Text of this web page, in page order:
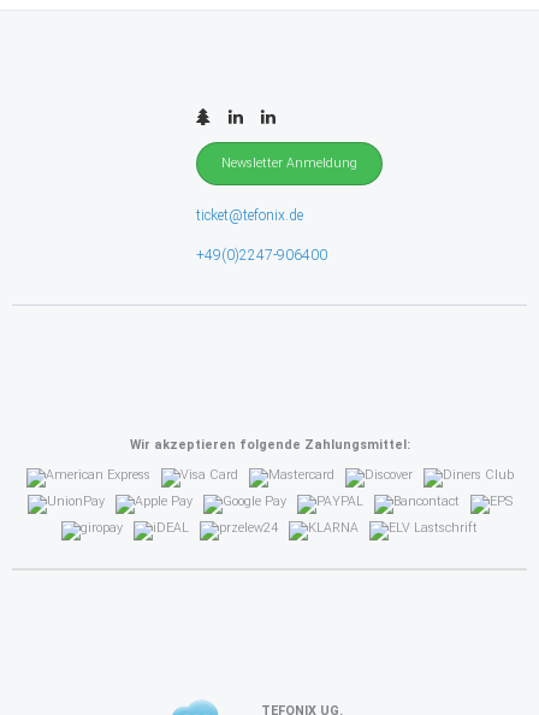
Newsletter Anmeldung
ticket@tefonix.de
+49(0)2247-906400
Wir akzeptieren folgende Zahlungsmittel:
TEFONIX UG.